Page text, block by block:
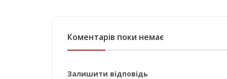
Коментарів поки немає
Залишити відповідь